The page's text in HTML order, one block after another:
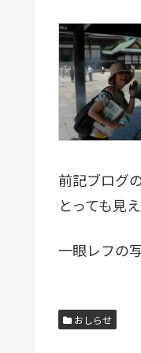
前記ブログ
とっても見
一眼レフの
おしらせ